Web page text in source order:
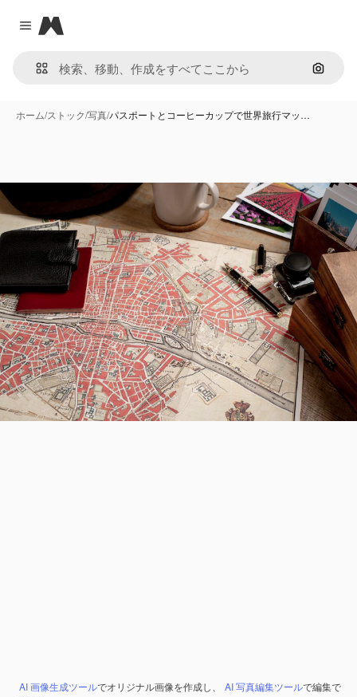
Close menu
Magnific
画像で
ホーム/ストック/写真/パスポートとコーヒーカップで世界旅行マッ…
AI 画像生成ツールでオリジナル画像を作成し、 AI 写真編集ツールで編集で